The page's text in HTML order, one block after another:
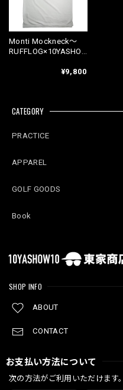
Monti Mockneck〜
RUFFLOG×10YASHO
¥9,800
CATEGORY
PRACTICE
APPAREL
GOLF GOODS
Book
SHOP INFO
ABOUT
CONTACT
お支払い方法について
次の方法がご利用いただけます。